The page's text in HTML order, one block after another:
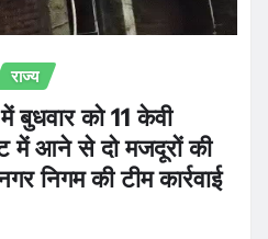
राज्य
बुधवार को 11 केवी
में आने से दो मजदूरों की
निगम की टीम कार्रवाई